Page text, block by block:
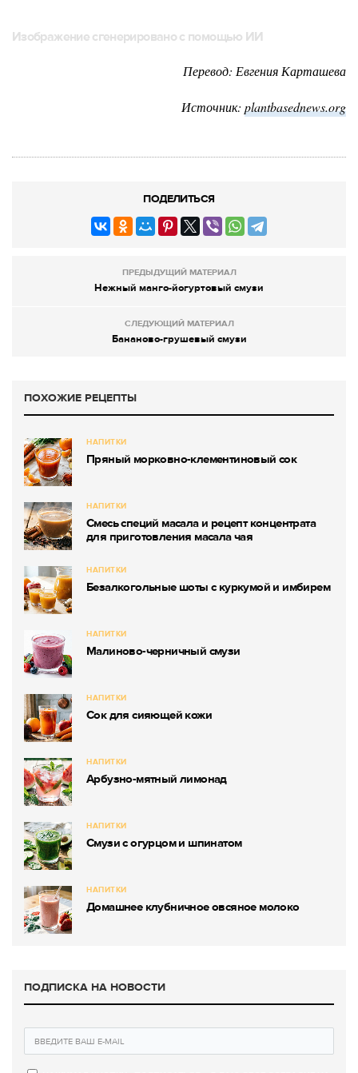
Изображение сгенерировано с помощью ИИ
Перевод: Евгения Карташева
Источник: plantbasednews.org
ПОДЕЛИТЬСЯ
ПРЕДЫДУЩИЙ МАТЕРИАЛ
Нежный манго-йогуртовый смузи
СЛЕДУЮЩИЙ МАТЕРИАЛ
Бананово-грушевый смузи
ПОХОЖИЕ РЕЦЕПТЫ
НАПИТКИ
Пряный морковно-клементиновый сок
НАПИТКИ
Смесь специй масала и рецепт концентрата
для приготовления масала чая
НАПИТКИ
Безалкогольные шоты с куркумой и имбирем
НАПИТКИ
Малиново-черничный смузи
НАПИТКИ
Сок для сияющей кожи
НАПИТКИ
Арбузно-мятный лимонад
НАПИТКИ
Смузи с огурцом и шпинатом
НАПИТКИ
Домашнее клубничное овсяное молоко
ПОДПИСКА НА НОВОСТИ